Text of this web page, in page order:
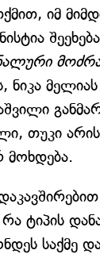
იმ
ნიკა მელიას
თუკი
მოხდება.
ტიპის
საქმე